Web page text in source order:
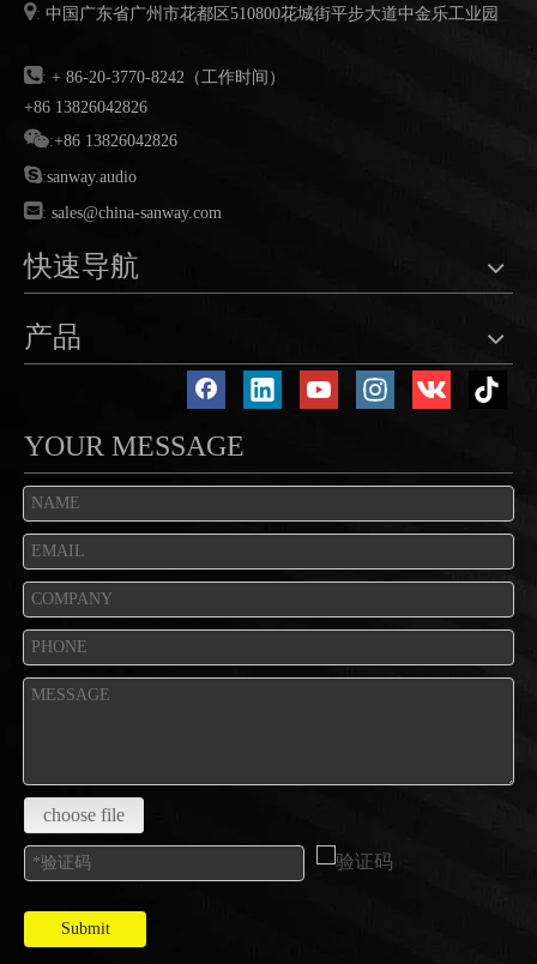
: 中国广东省广州市花都区510800花城街平步大道中金乐工业园
: + 86-20-3770-8242（工作时间）
+86 13826042826
:+86 13826042826
:sanway.audio
: sales@china-sanway.com
快速导航
产品
YOUR MESSAGE
choose file
Submit